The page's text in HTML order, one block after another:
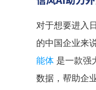
对于想要进入
的中国企业来
能体 是一款强
数据，帮助企